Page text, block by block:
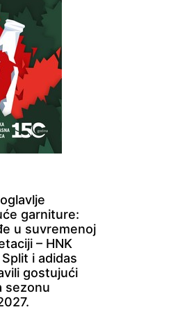
garniture:
u suvremenoj
– HNK
i adidas
gostujući
sezonu